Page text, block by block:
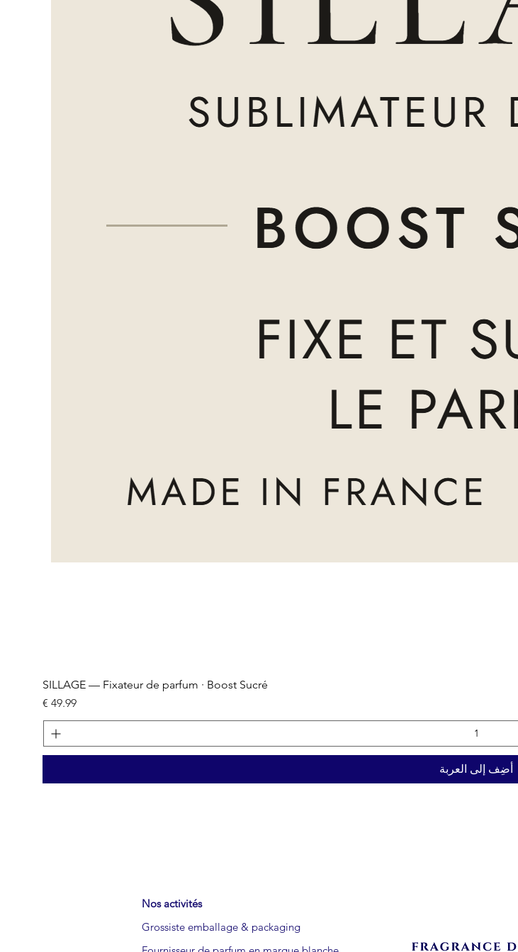
SILLAGE — Fixateur de parfum · Boost Sucré
السعر
أضِف إلى العربة
Nos activités
Grossiste emballage & packaging